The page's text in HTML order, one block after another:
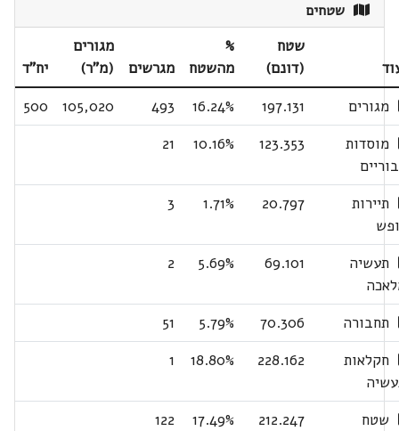
שטחים
שטח
(דונם)
%
מהשטח
מגרשים
מגורים
(מ"ר)
יח"ד
מגורים
197.131
16.24%
493
105,020
500
מוסדות
123.353
10.16%
21
תיירות
20.797
1.71%
3
תעשיה
69.101
5.69%
2
תחבורה 70.306
5.79%
51
חקלאות
228.162
18.80%
1
שטח
212.247
17.49%
122